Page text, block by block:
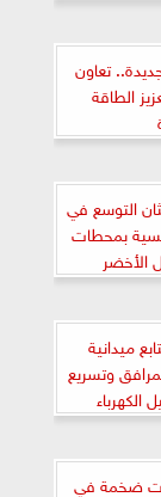
جديدة.. تعاون
الطاقة
التوسع في
بمحطات
الأخضر
ميدانية
وتسريع
الكهرباء
ضخمة في